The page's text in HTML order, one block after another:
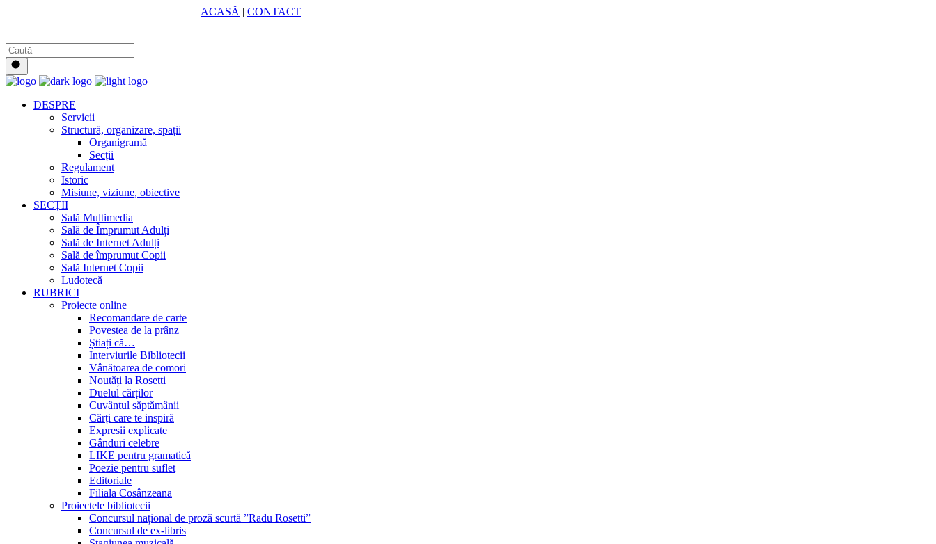
ACASĂ | CONTACT
DESPRE
Servicii
Structură, organizare, spații
Organigramă
Secții
Regulament
Istoric
Misiune, viziune, obiective
SECȚII
Sală Multimedia
Sală de Împrumut Adulți
Sală de Internet Adulți
Sală de împrumut Copii
Sală Internet Copii
Ludotecă
RUBRICI
Proiecte online
Recomandare de carte
Povestea de la prânz
Știați că…
Interviurile Bibliotecii
Vânătoarea de comori
Noutăți la Rosetti
Duelul cărților
Cuvântul săptămânii
Cărți care te inspiră
Expresii explicate
Gânduri celebre
LIKE pentru gramatică
Poezie pentru suflet
Editoriale
Filiala Cosânzeana
Proiectele bibliotecii
Concursul național de proză scurtă ”Radu Rosetti”
Concursul de ex-libris